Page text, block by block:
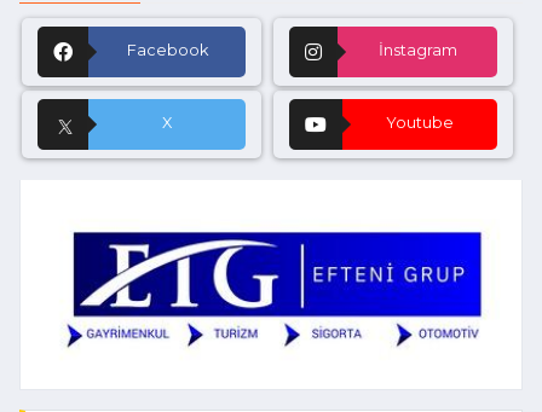
Facebook İnstagram
X Youtube